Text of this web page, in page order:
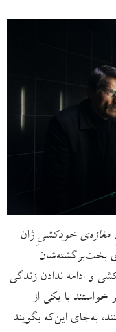
مغازه‌ی خودکشیِ ژان
بخت‌برگشته‌شان
و ادامه ندادن زندگی
با یکی از
به‌جای این‌که بگویند